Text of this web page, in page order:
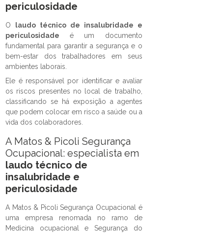
periculosidade
O laudo técnico de insalubridade e
periculosidade é um documento
fundamental para garantir a segurança e o
bem-estar dos trabalhadores em seus
ambientes laborais.
Ele é responsável por identificar e avaliar
os riscos presentes no local de trabalho,
classificando se há exposição a agentes
que podem colocar em risco a saúde ou a
vida dos colaboradores.
A Matos & Picoli Segurança
Ocupacional: especialista em
laudo técnico de
insalubridade e
periculosidade
A Matos & Picoli Segurança Ocupacional é
uma empresa renomada no ramo de
Medicina ocupacional e Segurança do